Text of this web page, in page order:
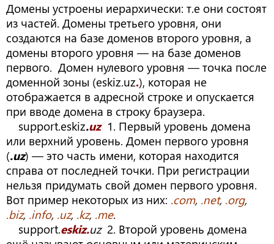
Домены устроены иерархически: т.е они состоят
из частей. Домены третьего уровня, они
создаются на базе доменов второго уровня, а
домены второго уровня — на базе доменов
первого. Домен нулевого уровня — точка после
доменной зоны (eskiz.uz.), которая не
отображается в адресной строке и опускается
при вводе домена в строку браузера.
support.eskiz.uz1. Первый уровень домена
или верхний уровень. Домен первого уровня
(.uz) — это часть имени, которая находится
справа от последней точки. При регистрации
нельзя придумать свой домен первого уровня.
Вот пример некоторых из них: .com, .net, .org,
.biz, .info, .uz, .kz, .me.
support.eskiz.uz2. Второй уровень домена